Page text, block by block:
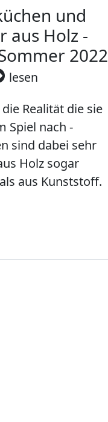
und
aus Holz -
2022
lesen
Realität die sie
Spiel nach -
sind dabei sehr
Holz sogar
aus Kunststoff.